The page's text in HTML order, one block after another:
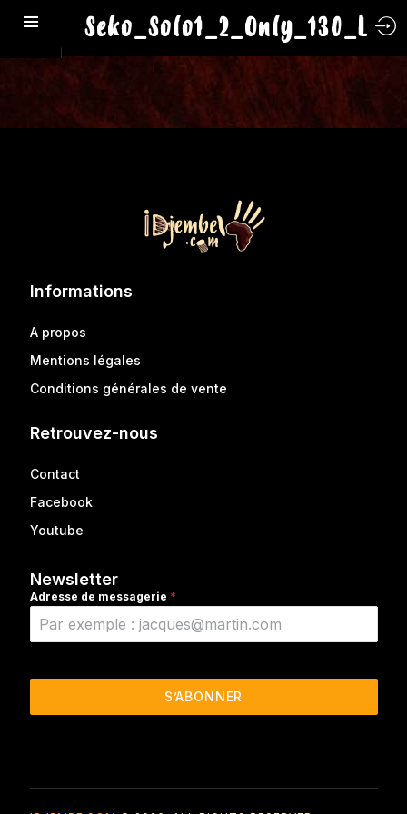
Seko_Solo1_2_Only_130_L
Informations
A propos
Mentions légales
Conditions générales de vente
Retrouvez-nous
Contact
Facebook
Youtube
Newsletter
Adresse de messagerie *
S’ABONNER